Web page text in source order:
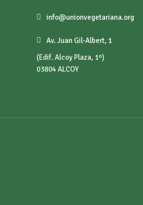
info@unionvegetariana.org
Av. Juan Gil-Albert, 1
(Edif. Alcoy Plaza, 1º)
03804 ALCOY